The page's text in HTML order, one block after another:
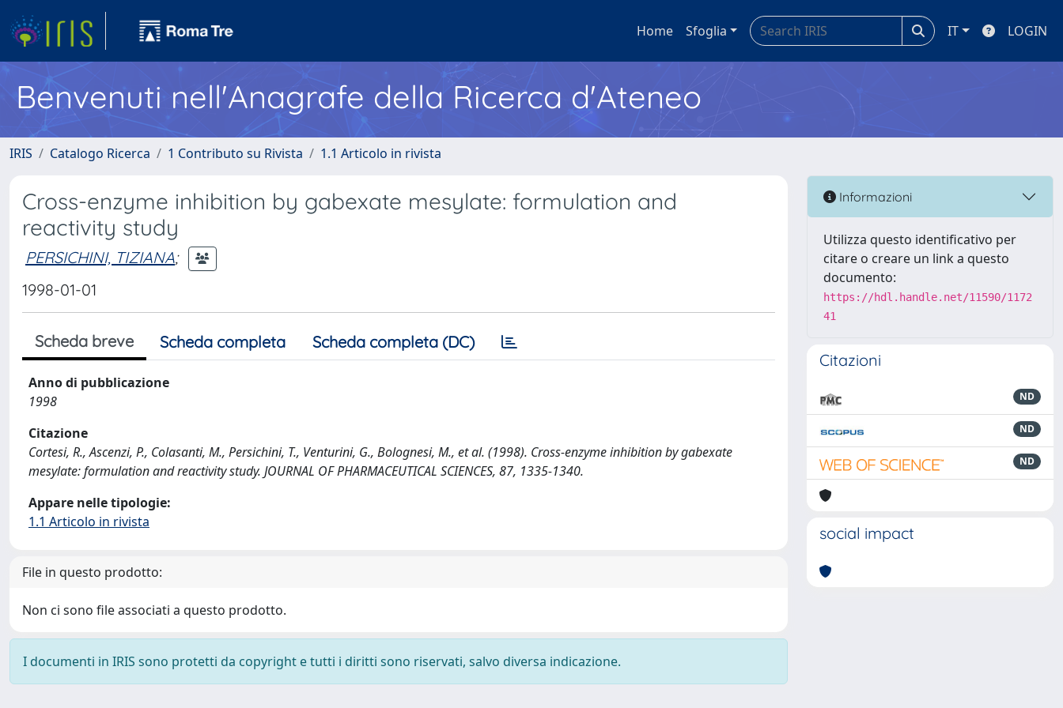
Home Sfoglia IT LOGIN
Benvenuti nell'Anagrafe della Ricerca d'Ateneo
IRIS Catalogo Ricerca 1 Contributo su Rivista 1.1 Articolo in rivista
Cross-enzyme inhibition by gabexate mesylate: formulation and
reactivity study
PERSICHINI, TIZIANA;
1998-01-01
Scheda breve Scheda completa Scheda completa (DC)
Anno di pubblicazione
1998
Citazione
Cortesi, R., Ascenzi, P., Colasanti, M., Persichini, T., Venturini, G., Bolognesi, M., et al. (1998). Cross-enzyme inhibition by gabexate
mesylate: formulation and reactivity study. JOURNAL OF PHARMACEUTICAL SCIENCES, 87, 1335-1340.
Appare nelle tipologie:
1.1 Articolo in rivista
File in questo prodotto:
Non ci sono file associati a questo prodotto.
I documenti in IRIS sono protetti da copyright e tutti i diritti sono riservati, salvo diversa indicazione.
Informazioni
Utilizza questo identificativo per
citare o creare un link a questo
documento:
https://hdl.handle.net/11590/1172
41
Citazioni
ND
ND
ND
social impact